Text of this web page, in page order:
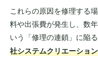
これらの原因を修理する
料や出張費が発生し、数
いう「修理の連鎖」に陥
社システムクリエーション